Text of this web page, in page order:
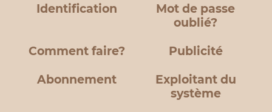
Identification
Mot de passe
oublié?
Comment faire? Publicité
Abonnement
Exploitant du
système